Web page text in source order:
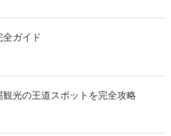
全ガイド
光の王道スポットを完全攻略